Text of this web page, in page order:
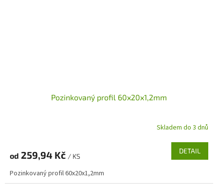
Pozinkovaný profil 60x20x1,2mm
Skladem do 3 dnů
od 259,94 Kč / KS
DETAIL
Pozinkovaný profil 60x20x1,2mm